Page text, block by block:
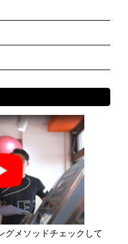
グメソッドチェックして